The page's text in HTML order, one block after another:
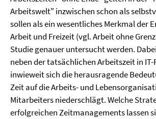
Arbeitswelt" inzwischen schon als
sollen als ein wesentliches Merkmal der
Arbeit und Freizeit (vgl. Arbeit ohne
Studie genauer untersucht werden.
neben der tatsächlichen Arbeitszeit in
inwieweit sich die herausragende
Zeit auf die Arbeits- und
Mitarbeiters niederschlägt. Welche
erfolgreichen Zeitmanagements lassen